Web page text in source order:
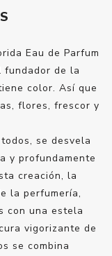
Eau de Parfum
fundador de la
color. Así que
flores, frescor y
se desvela
y profundamente
creación, la
la perfumería,
con una estela
vigorizante de
se combina